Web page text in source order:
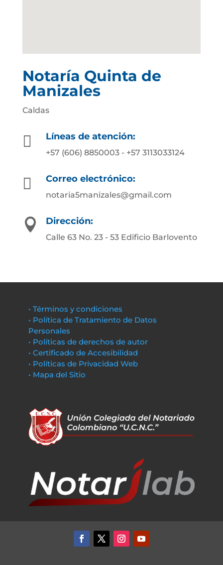
Notaría Quinta de
Manizales
Caldas
 Líneas de atención:
+57 (606) 8850003 - +57 3113033124
 Correo electrónico:
notaria5manizales@gmail.com
 Dirección:
Calle 63 No. 23 - 53 Edificio Barlovento
• Términos y condiciones
• Política de Tratamiento de Datos
Personales
• Políticas de derechos de autor
• Certificado de Accesibilidad
• Políticas de Privacidad Web
• Mapa del Sitio